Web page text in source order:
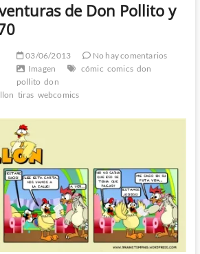
de Don Pollito y
03/06/2013
No hay comentarios
Imagen
cómic comics don
pollito don
tiras webcomics